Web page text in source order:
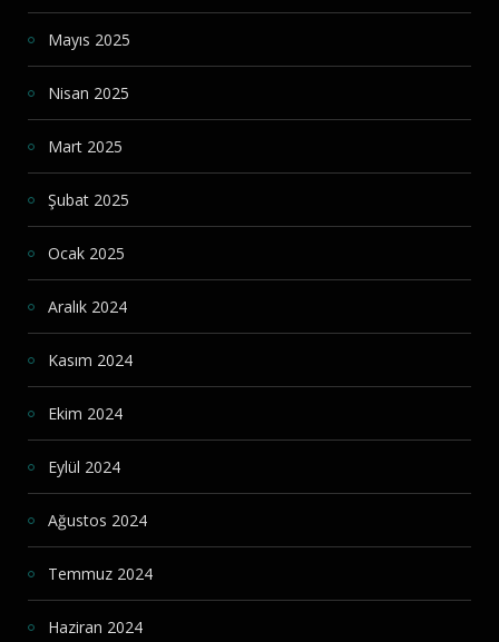
Mayıs 2025
Nisan 2025
Mart 2025
Şubat 2025
Ocak 2025
Aralık 2024
Kasım 2024
Ekim 2024
Eylül 2024
Ağustos 2024
Temmuz 2024
Haziran 2024